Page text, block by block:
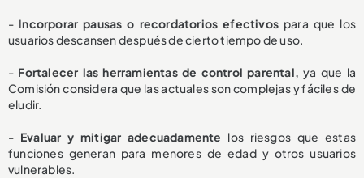
- Incorporar pausas o recordatorios efectivos para que los
usuarios descansen después de cierto tiempo de uso.
- Fortalecer las herramientas de control parental, ya que la
Comisión considera que las actuales son complejas y fáciles de
eludir.
- Evaluar y mitigar adecuadamente los riesgos que estas
funciones generan para menores de edad y otros usuarios
vulnerables.